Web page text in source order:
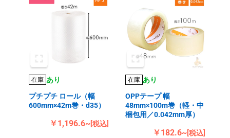
在庫 あり
プチプチ ロール（幅
600mm×42m巻・d35）
￥1,196.6~[税込]
在庫 あり
OPPテープ 幅
48mm×100m巻（軽・中
梱包用／0.042mm厚）
￥182.6~[税込]